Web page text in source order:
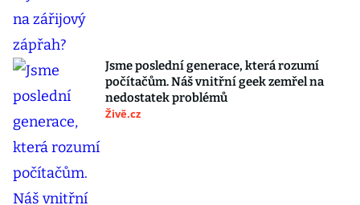
Jsme poslední generace, která rozumí
počítačům. Náš vnitřní geek zemřel na
nedostatek problémů
Živě.cz